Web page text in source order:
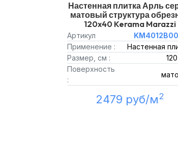
Настенная плитка Арль
матовый структура
120x40 Kerama Marazzi
Артикул
Применение :
Настенная
Размер, см :
Поверхность
:
2479 руб/м2